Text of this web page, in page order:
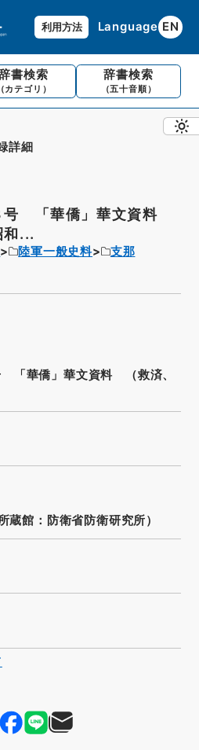
利用方法 Language EN
書検索
（カテゴリ）
辞書検索
（五十音順）
詳細
号 「華僑」華文資料
和...
陸軍一般史料
支那
「華僑」華文資料 （救済、
館：防衛省防衛研究所）